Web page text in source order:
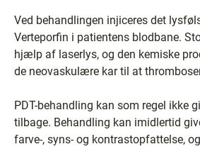
Ved behandlingen injiceres det
Verteporfin i patientens blodbane.
hjælp af laserlys, og den kemiske
de neovaskulære kar til at
PDT-behandling kan som regel ikke
tilbage. Behandling kan imidlertid
farve-, syns- og kontrastopfattelse,